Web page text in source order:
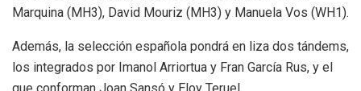
Marquina (MH3), David Mouriz (MH3) y Manuela Vos (WH1).
Además, la selección española pondrá en liza dos tándems,
los integrados por Imanol Arriortua y Fran García Rus, y el